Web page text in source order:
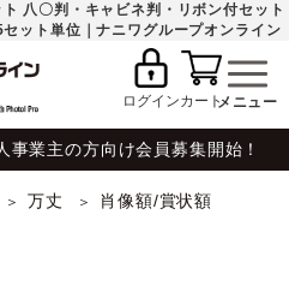
八〇判・キャビネ判・リボン付セット
ット単位｜ナニワグループオンライン
ログインカート
事業主の方向け会員募集開始！
万丈 肖像額/賞状額